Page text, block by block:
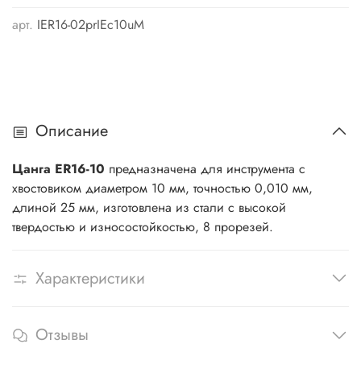
арт. IER16-02prIEc10uM
Описание
Цанга ER16-10 предназначена для инструмента с
хвостовиком диаметром 10 мм, точностью 0,010 мм,
длиной 25 мм, изготовлена из стали с высокой
твердостью и износостойкостью, 8 прорезей.
Характеристики
Отзывы